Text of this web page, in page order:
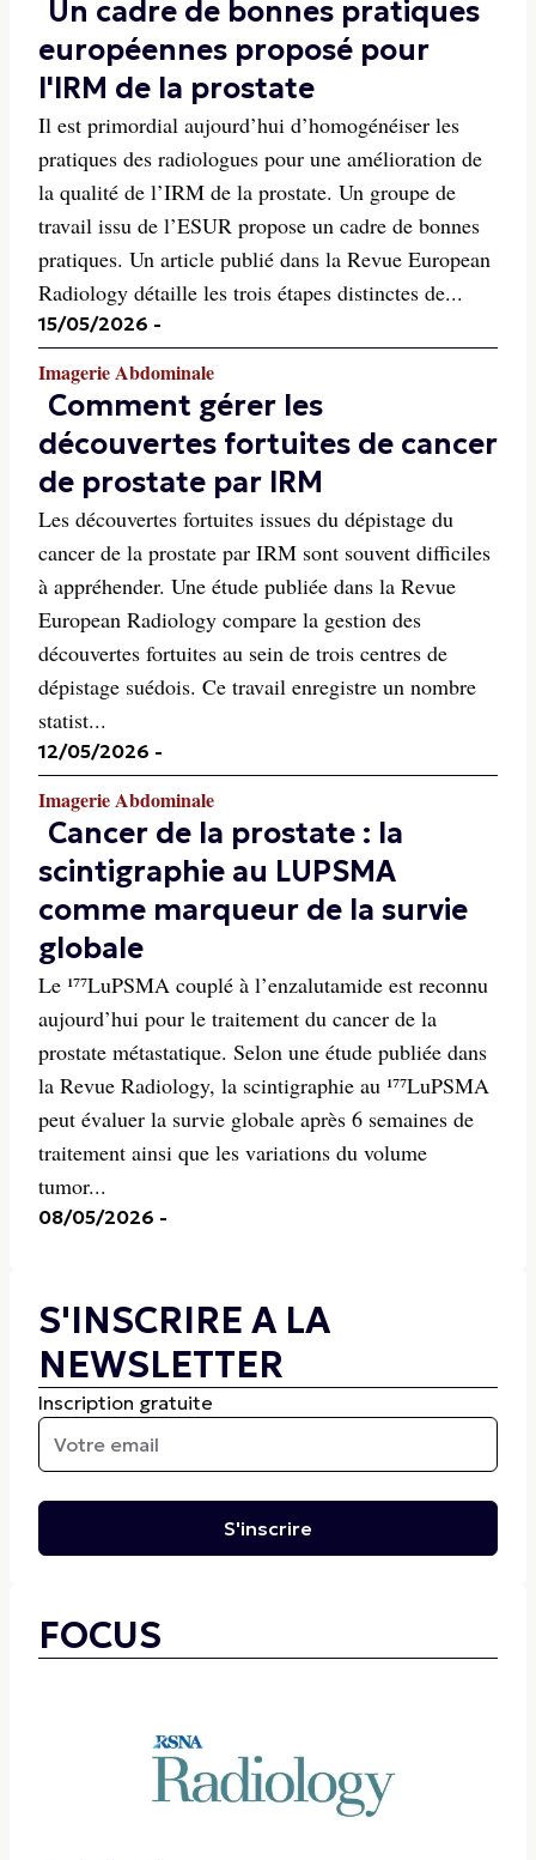
Un cadre de bonnes pratiques
européennes proposé pour
l'IRM de la prostate
Il est primordial aujourd’hui d’homogénéiser les
pratiques des radiologues pour une amélioration de
la qualité de l’IRM de la prostate. Un groupe de
travail issu de l’ESUR propose un cadre de bonnes
pratiques. Un article publié dans la Revue European
Radiology détaille les trois étapes distinctes de...
15/05/2026 -
Imagerie Abdominale
Comment gérer les
découvertes fortuites de cancer
de prostate par IRM
Les découvertes fortuites issues du dépistage du
cancer de la prostate par IRM sont souvent difficiles
à appréhender. Une étude publiée dans la Revue
European Radiology compare la gestion des
découvertes fortuites au sein de trois centres de
dépistage suédois. Ce travail enregistre un nombre
statist...
12/05/2026 -
Imagerie Abdominale
Cancer de la prostate : la
scintigraphie au LUPSMA
comme marqueur de la survie
globale
Le ¹⁷⁷LuPSMA couplé à l’enzalutamide est reconnu
aujourd’hui pour le traitement du cancer de la
prostate métastatique. Selon une étude publiée dans
la Revue Radiology, la scintigraphie au ¹⁷⁷LuPSMA
peut évaluer la survie globale après 6 semaines de
traitement ainsi que les variations du volume
tumor...
08/05/2026 -
S'INSCRIRE A LA
NEWSLETTER
Inscription gratuite
S'inscrire
FOCUS